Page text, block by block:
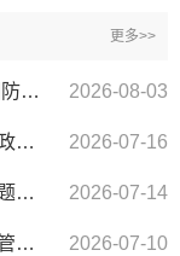
更多>>
赓续铁血军魂 勇担国动使命—淮北市国防动员办开展“八一”建军节缅怀英烈主题活动 2026-08-03
淮北市国防动员办举办树立和践行正确政绩观学习教育专题党课 2026-07-16
淮北市国防动员办前往百善油库开展专题调研 2026-07-14
市人大城建环资工委调研我市人防工程管理使用情况 2026-07-10